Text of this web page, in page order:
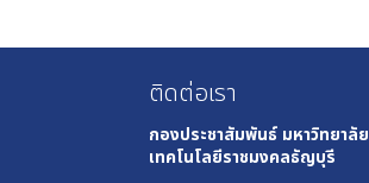
ติดต่อเรา
กองประชาสัมพันธ์ มหาวิทยาลัย
เทคโนโลยีราชมงคลธัญบุรี